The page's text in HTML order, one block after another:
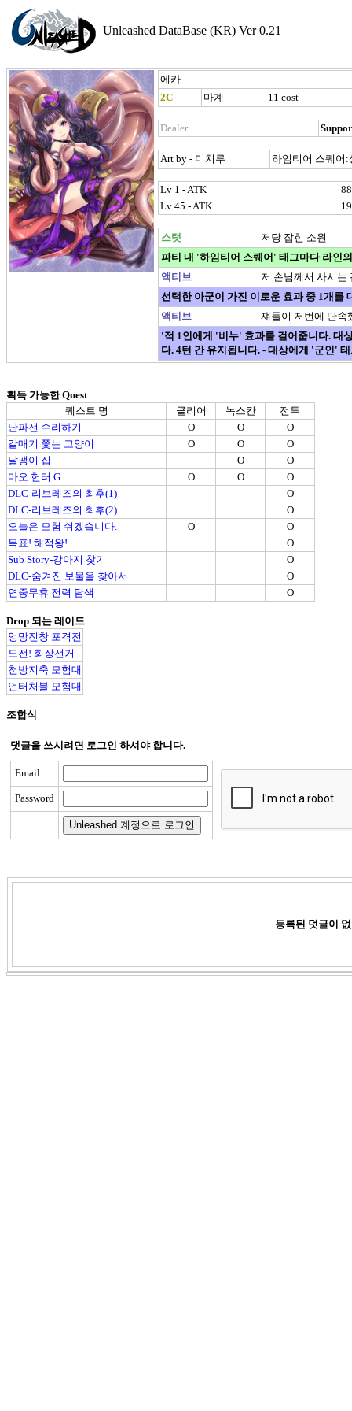
Unleashed DataBase (KR) Ver 0.21
에카
2C
마계 11 cost
Dealer
Art by - 미치루 하임티어 스퀘어
Lv 1 - ATK
Lv 45 - ATK
스탯
저당 잡힌 소원
파티 내 '하임티어 스퀘어' 태그마다 라인
액티브
저 손님께서 사시는
선택한 아군이 가진 이로운 효과 중 1개를
액티브
쟤들이 저번에 단속
'적 1인에게 '비누' 효과를 걸어줍니다. 대
다. 4턴 간 유지됩니다. - 대상에게 '군인'
획득 가능한 Quest
퀘스트 명
클리어 녹스칸
전투
난파선 수리하기
O O
O
갈매기 쫓는 고양이
O O
O
달팽이 집
O
O
마오 헌터 G
O O
O
DLC-리브레즈의 최후(1)
O
DLC-리브레즈의 최후(2)
O
오늘은 모험 쉬겠습니다.
O
O
목표! 해적왕!
O
Sub Story-강아지 찾기
O
DLC-숨겨진 보물을 찾아서
O
연중무휴 전력 탐색
O
Drop 되는 레이드
엉망진창 포격전
도전! 회장선거
천방지축 모험대
언터처블 모험대
조합식
댓글을 쓰시려면 로그인 하셔야 합니다.
Email
Password
등록된 덧글이